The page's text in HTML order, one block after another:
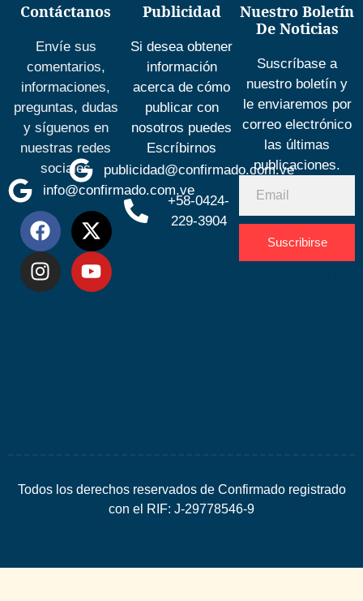
Contáctanos
Envíe sus
comentarios,
informaciones,
preguntas, dudas
y síguenos en
nuestras redes
sociales
info@confirmado.com.ve
Publicidad
Si desea obtener
información
acerca de cómo
publicar con
nosotros puedes
Escríbirnos
publicidad@confirmado.com.ve
+58-0424-
229-3904
Nuestro Boletín
De Noticias
Suscríbase a
nuestro boletín y
le enviaremos por
correo electrónico
las últimas
publicaciones.
Suscribirse
Todos los derechos reservados de Confirmado registrado
con el RIF: J-29778546-9